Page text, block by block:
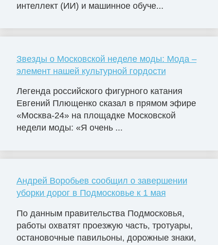
интеллект (ИИ) и машинное обуче...
Звезды о Московской неделе моды: Мода –
элемент нашей культурной гордости
Легенда российского фигурного катания
Евгений Плющенко сказал в прямом эфире
«Москва-24» на площадке Московской
недели моды: «Я очень ...
Андрей Воробьев сообщил о завершении
уборки дорог в Подмосковье к 1 мая
По данным правительства Подмосковья,
работы охватят проезжую часть, тротуары,
остановочные павильоны, дорожные знаки,